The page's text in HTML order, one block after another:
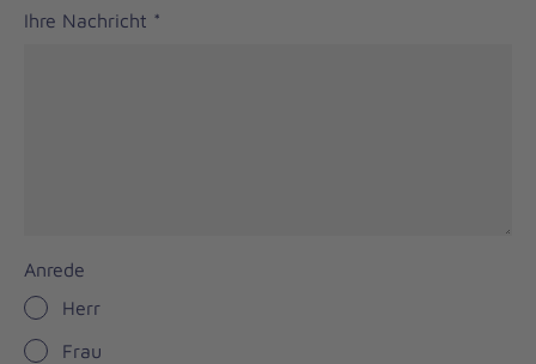
Ihre Nachricht *
Anrede
Herr
Frau